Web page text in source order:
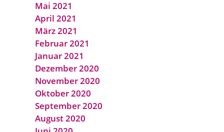
Mai 2021
April 2021
März 2021
Februar 2021
Januar 2021
Dezember 2020
November 2020
Oktober 2020
September 2020
August 2020